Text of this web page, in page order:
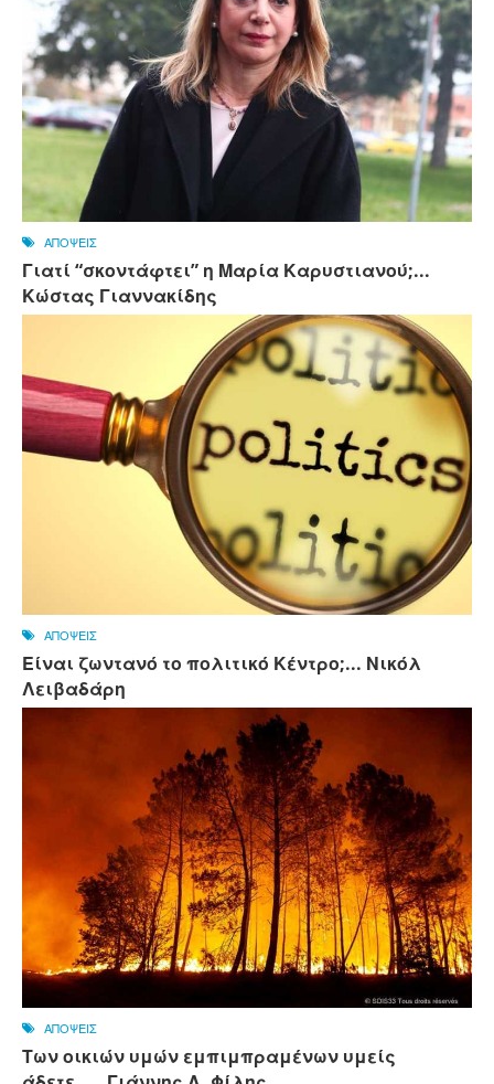
ΑΠΟΨΕΙΣ
Γιατί “σκοντάφτει” η Μαρία Καρυστιανού;...
Κώστας Γιαννακίδης
ΑΠΟΨΕΙΣ
Είναι ζωντανό το πολιτικό Κέντρο;... Νικόλ
Λειβαδάρη
ΑΠΟΨΕΙΣ
Των οικιών υμών εμπιμπραμένων υμείς